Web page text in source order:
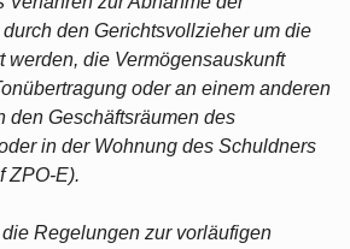
den Gerichtsvollzieher um die
werden, die Vermögensauskunft
oder an einem anderen
den Geschäftsräumen des
in der Wohnung des Schuldners
ZPO-E).
Regelungen zur vorläufigen